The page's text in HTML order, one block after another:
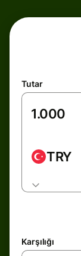
Tutar
TRY
Karşılığı